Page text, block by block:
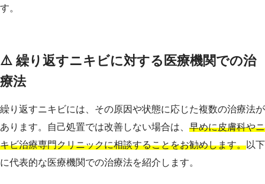
す。
⚠️ 繰り返すニキビに対する医療機関での治
療法
繰り返すニキビには、その原因や状態に応じた複数の治療法が
あります。自己処置では改善しない場合は、 早めに皮膚科やニ
キビ治療専門クリニックに相談することをお勧めします。以下
に代表的な医療機関での治療法を紹介します。